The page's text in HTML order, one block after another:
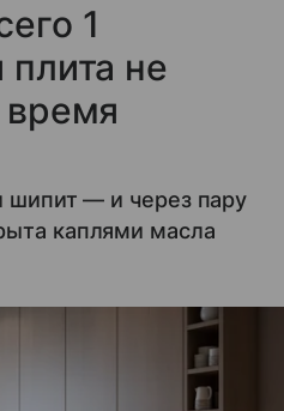
1
не
время
шипит — и через пару
каплями масла